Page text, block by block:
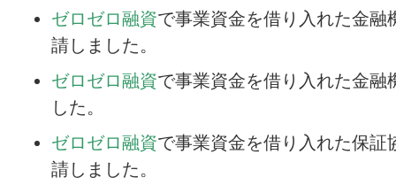
ゼロゼロ融資で事業資金を借り入れた金融
請しました。
ゼロゼロ融資で事業資金を借り入れた金融
した。
ゼロゼロ融資で事業資金を借り入れた保証
請しました。